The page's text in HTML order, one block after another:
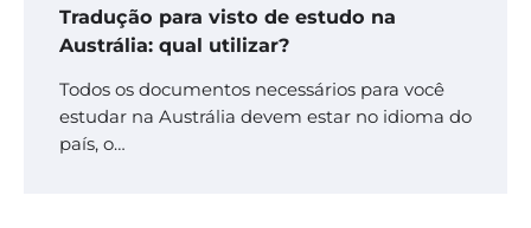
Tradução para visto de estudo na
Austrália: qual utilizar?
Todos os documentos necessários para você
estudar na Austrália devem estar no idioma do
país, o…